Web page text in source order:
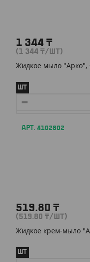
1 344 ₸
(1 344 ₸/ШТ)
Жидкое мыло "Арко",
ШТ
АРТ. 4102802
519.80 ₸
(519.80 ₸/ШТ)
Жидкое крем-мыло
ШТ